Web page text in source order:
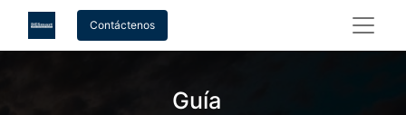
Contáctenos
Guía